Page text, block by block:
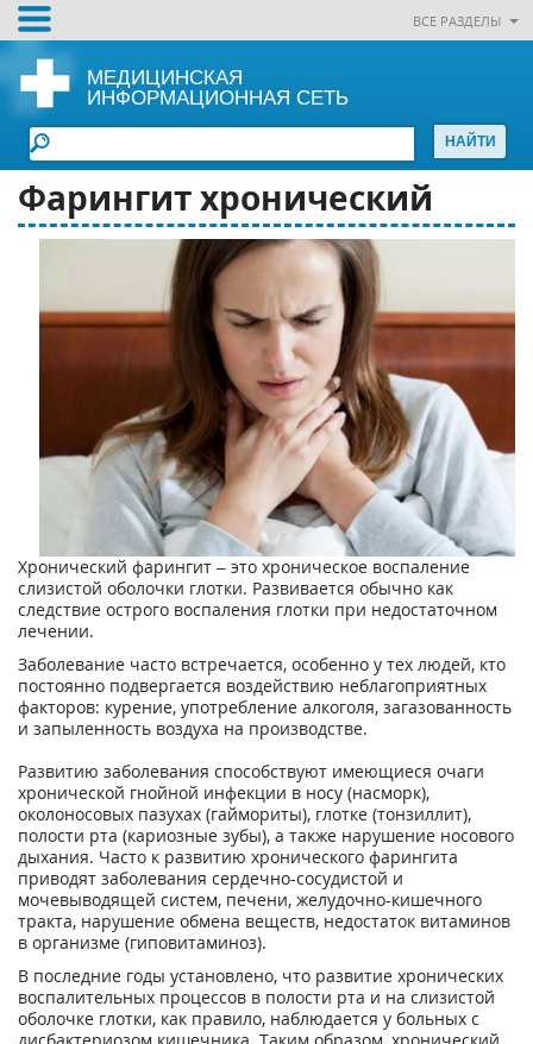
ВСЕ РАЗДЕЛЫ
МЕДИЦИНСКАЯ
ИНФОРМАЦИОННАЯ СЕТЬ
Фарингит хронический
Хронический фарингит – это хроническое воспаление
слизистой оболочки глотки. Развивается обычно как
следствие острого воспаления глотки при недостаточном
лечении.
Заболевание часто встречается, особенно у тех людей, кто
постоянно подвергается воздействию неблагоприятных
факторов: курение, употребление алкоголя, загазованность
и запыленность воздуха на производстве.
Развитию заболевания способствуют имеющиеся очаги
хронической гнойной инфекции в носу (насморк),
околоносовых пазухах (гаймориты), глотке (тонзиллит),
полости рта (кариозные зубы), а также нарушение носового
дыхания. Часто к развитию хронического фарингита
приводят заболевания сердечно-сосудистой и
мочевыводящей систем, печени, желудочно-кишечного
тракта, нарушение обмена веществ, недостаток витаминов
в организме (гиповитаминоз).
В последние годы установлено, что развитие хронических
воспалительных процессов в полости рта и на слизистой
оболочке глотки, как правило, наблюдается у больных с
дисбактериозом кишечника. Таким образом, хронический